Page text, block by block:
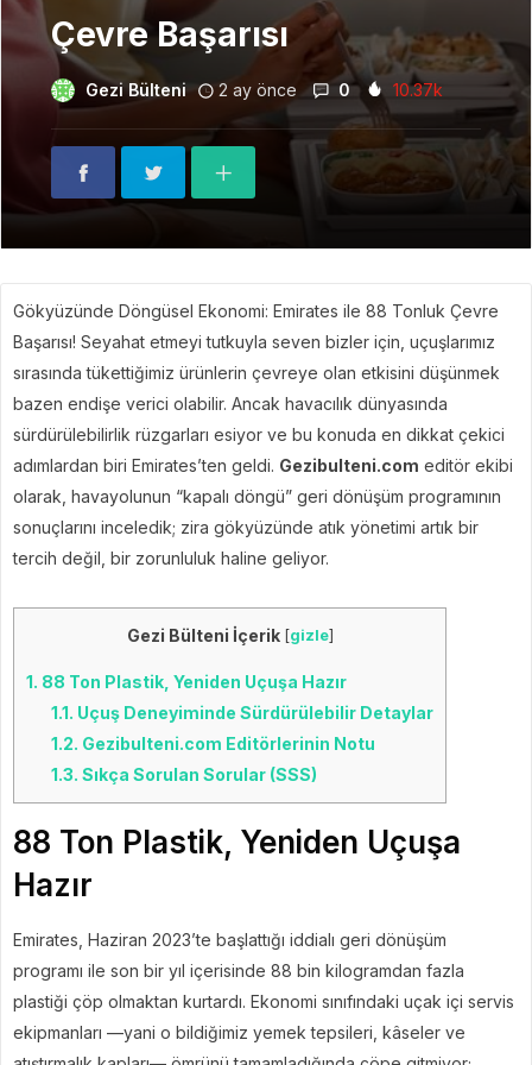
Çevre Başarısı
Gezi Bülteni 2 ay önce 0 10.37k
Gökyüzünde Döngüsel Ekonomi: Emirates ile 88 Tonluk Çevre
Başarısı! Seyahat etmeyi tutkuyla seven bizler için, uçuşlarımız
sırasında tükettiğimiz ürünlerin çevreye olan etkisini düşünmek
bazen endişe verici olabilir. Ancak havacılık dünyasında
sürdürülebilirlik rüzgarları esiyor ve bu konuda en dikkat çekici
adımlardan biri Emirates’ten geldi. Gezibulteni.com editör ekibi
olarak, havayolunun “kapalı döngü” geri dönüşüm programının
sonuçlarını inceledik; zira gökyüzünde atık yönetimi artık bir
tercih değil, bir zorunluluk haline geliyor.
Gezi Bülteni İçerik [gizle]
1. 88 Ton Plastik, Yeniden Uçuşa Hazır
1.1. Uçuş Deneyiminde Sürdürülebilir Detaylar
1.2. Gezibulteni.com Editörlerinin Notu
1.3. Sıkça Sorulan Sorular (SSS)
88 Ton Plastik, Yeniden Uçuşa
Hazır
Emirates, Haziran 2023’te başlattığı iddialı geri dönüşüm
programı ile son bir yıl içerisinde 88 bin kilogramdan fazla
plastiği çöp olmaktan kurtardı. Ekonomi sınıfındaki uçak içi servis
ekipmanları —yani o bildiğimiz yemek tepsileri, kâseler ve